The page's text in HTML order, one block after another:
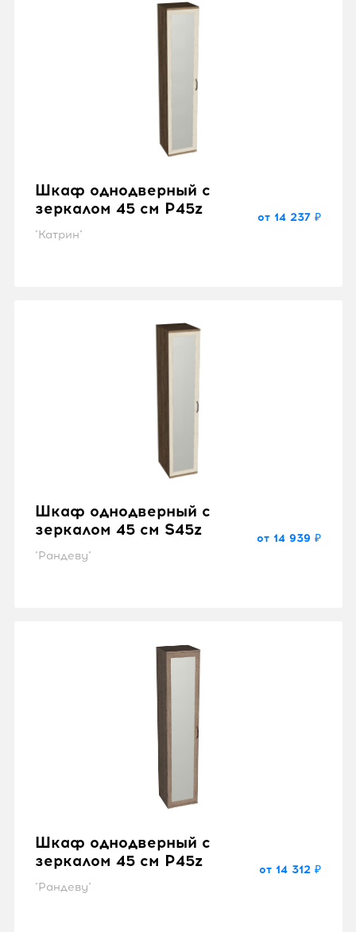
Шкаф однодверный с
зеркалом 45 см P45z
"Катрин"
от 14 237 ₽
Шкаф однодверный с
зеркалом 45 см S45z
"Рандеву"
от 14 939 ₽
Шкаф однодверный с
зеркалом 45 см P45z
"Рандеву"
от 14 312 ₽